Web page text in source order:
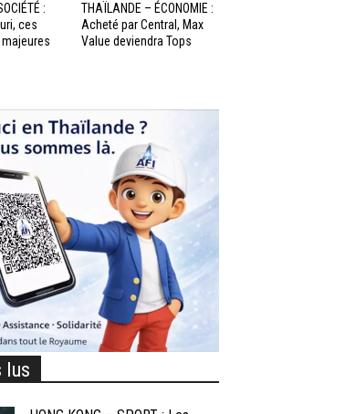
:
ces
THAÏLANDE – ÉCONOMIE :
Acheté par Central, Max
Value deviendra Tops
lus